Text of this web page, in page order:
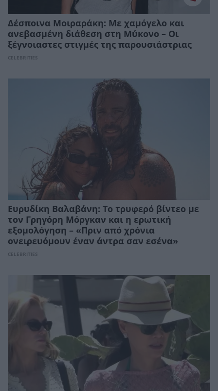
Δέσποινα Μοιραράκη: Με χαμόγελο και
ανεβασμένη διάθεση στη Μύκονο – Οι
ξέγνοιαστες στιγμές της παρουσιάστριας
CELEBRITIES
Ευρυδίκη Βαλαβάνη: Το τρυφερό βίντεο με
τον Γρηγόρη Μόργκαν και η ερωτική
εξομολόγηση – «Πριν από χρόνια
ονειρευόμουν έναν άντρα σαν εσένα»
CELEBRITIES